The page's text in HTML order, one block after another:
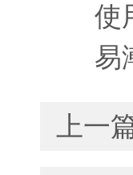
使用
易潮
上一